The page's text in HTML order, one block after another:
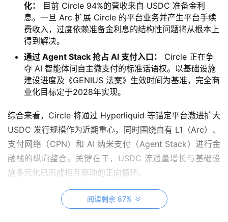
化：
目前 Circle 94%的营收来自 USDC 准备金利
息。一旦 Arc 扩展 Circle 的平台业务并产生平台手续
费收入，过度依赖准备金利息的结构性问题将从根本上
得到解决。
通过 Agent Stack 抢占 AI 支付入口：
Circle 正在争
夺 AI 智能体间自主微支付的标准话语权。以基础设施
建设进度及《GENIUS 法案》生效时间为基准，完全商
业化目标定于2028年实现。
综合来看，Circle 将通过 Hyperliquid 等锚定平台激进扩大
USDC 发行规模作为近期重心，同时围绕自有 L1（Arc）、
支付网络（CPN）和 AI 纳米支付（Agent Stack）进行金
融栈的纵向整合。关键在于，USDC 流通量增长与基础设
施多元化已形成相互驱动的正向循环。
Circle 正从单纯的利息收入业务，向由流量与交易手续费驱
动的平台业务演进。
阅读剩余 87%